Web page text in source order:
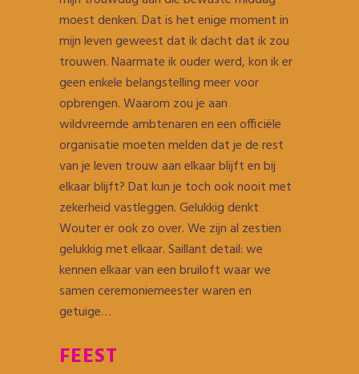
moest denken. Dat is het enige moment in
mijn leven geweest dat ik dacht dat ik zou
trouwen. Naarmate ik ouder werd, kon ik er
geen enkele belangstelling meer voor
opbrengen. Waarom zou je aan
wildvreemde ambtenaren en een officiële
organisatie moeten melden dat je de rest
van je leven trouw aan elkaar blijft en bij
elkaar blijft? Dat kun je toch ook nooit met
zekerheid vastleggen. Gelukkig denkt
Wouter er ook zo over. We zijn al zestien
gelukkig met elkaar. Saillant detail: we
kennen elkaar van een bruiloft waar we
samen ceremoniemeester waren en
getuige…
FEEST